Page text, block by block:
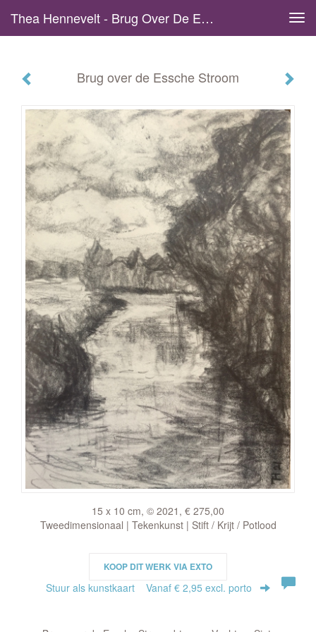
Thea Hennevelt - Brug Over De Essche Stroom
Brug over de Essche Stroom
15 x 10 cm, © 2021, € 275,00
Tweedimensionaal | Tekenkunst | Stift / Krijt / Potlood
KOOP DIT WERK VIA EXTO
Stuur als kunstkaart Vanaf € 2,95 excl. porto